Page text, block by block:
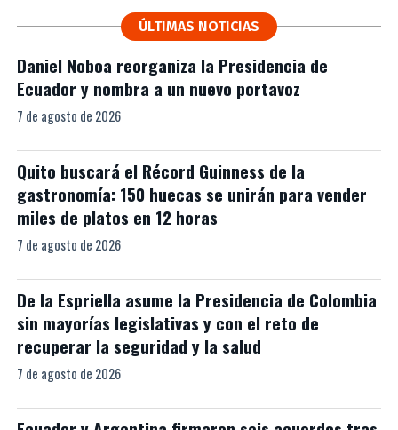
ÚLTIMAS NOTICIAS
Daniel Noboa reorganiza la Presidencia de
Ecuador y nombra a un nuevo portavoz
7 de agosto de 2026
Quito buscará el Récord Guinness de la
gastronomía: 150 huecas se unirán para vender
miles de platos en 12 horas
7 de agosto de 2026
De la Espriella asume la Presidencia de Colombia
sin mayorías legislativas y con el reto de
recuperar la seguridad y la salud
7 de agosto de 2026